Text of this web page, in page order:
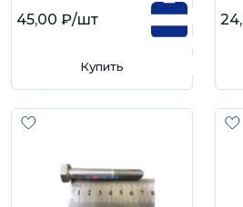
45,00 ₽/шт
Купить